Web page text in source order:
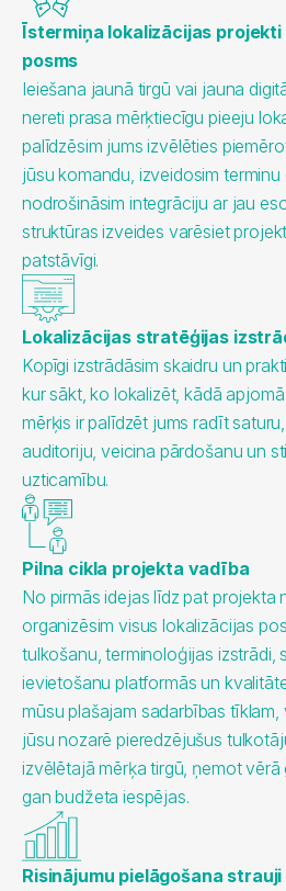
Īstermiņa lokalizācijas
posms
Ieiešana jaunā tirgū vai jauna
nereti prasa mērķtiecīgu pieeju
palīdzēsim jums izvēlēties
jūsu komandu, izveidosim
nodrošināsim integrāciju ar jau
struktūras izveides varēsiet
patstāvīgi.
Lokalizācijas stratēģijas
Kopīgi izstrādāsim skaidru un
kur sākt, ko lokalizēt, kādā
mērķis ir palīdzēt jums radīt
auditoriju, veicina pārdošanu un
uzticamību.
Pilna cikla projekta vadība
No pirmās idejas līdz pat projekta
organizēsim visus lokalizācijas
tulkošanu, terminoloģijas izstrādi,
ievietošanu platformās un
mūsu plašajam sadarbības
jūsu nozarē pieredzējušus
izvēlētajā mērķa tirgū, ņemot vērā
gan budžeta iespējas.
Risinājumu pielāgošana